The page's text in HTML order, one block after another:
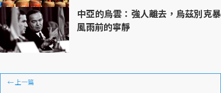
中亞的烏雲：強人離去，烏茲別克暴
風雨前的寧靜
←上一篇